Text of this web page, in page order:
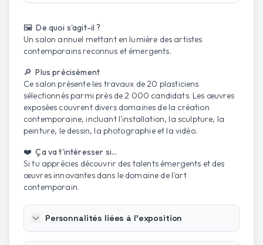
🖼️ De quoi s'agit-il ?
Un salon annuel mettant en lumière des artistes
contemporains reconnus et émergents.
🔎 Plus précisément
Ce salon présente les travaux de 20 plasticiens
sélectionnés parmi près de 2 000 candidats. Les œuvres
exposées couvrent divers domaines de la création
contemporaine, incluant l'installation, la sculpture, la
peinture, le dessin, la photographie et la vidéo.
❤️ Ça va t'intéresser si...
Si tu apprécies découvrir des talents émergents et des
œuvres innovantes dans le domaine de l'art
contemporain.
Personnalités liées à l'exposition